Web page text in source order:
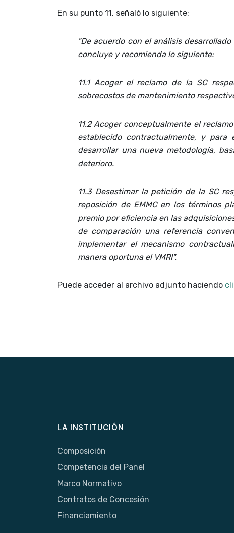
En su punto 11, señaló lo siguiente:
"De acuerdo con el análisis
concluye y recomienda lo siguiente:
11.1 Acoger el reclamo de la SC
sobrecostos de mantenimiento
11.2 Acoger conceptualmente el
establecido contractualmente, y para
desarrollar una nueva metodología,
deterioro.
11.3 Desestimar la petición de la SC
reposición de EMMC en los términos
premio por eficiencia en las
de comparación una referencia
implementar el mecanismo
manera oportuna el VMRI".
Puede acceder al archivo adjunto haciendo
LA INSTITUCIÓN
Composición
Competencia del Panel
Marco Normativo
Contratos de Concesión
Financiamiento